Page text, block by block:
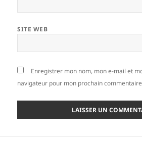
SITE WEB
Enregistrer mon nom, mon e-mail et
navigateur pour mon prochain